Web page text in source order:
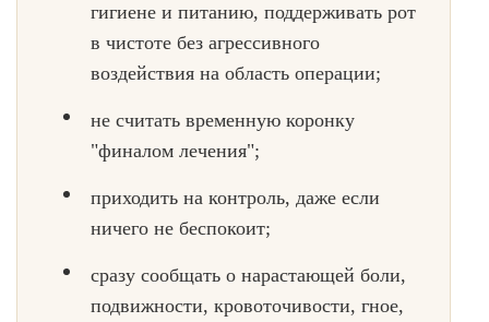
гигиене и питанию, поддерживать рот
в чистоте без агрессивного
воздействия на область операции;
не считать временную коронку
"финалом лечения";
приходить на контроль, даже если
ничего не беспокоит;
сразу сообщать о нарастающей боли,
подвижности, кровоточивости, гное,